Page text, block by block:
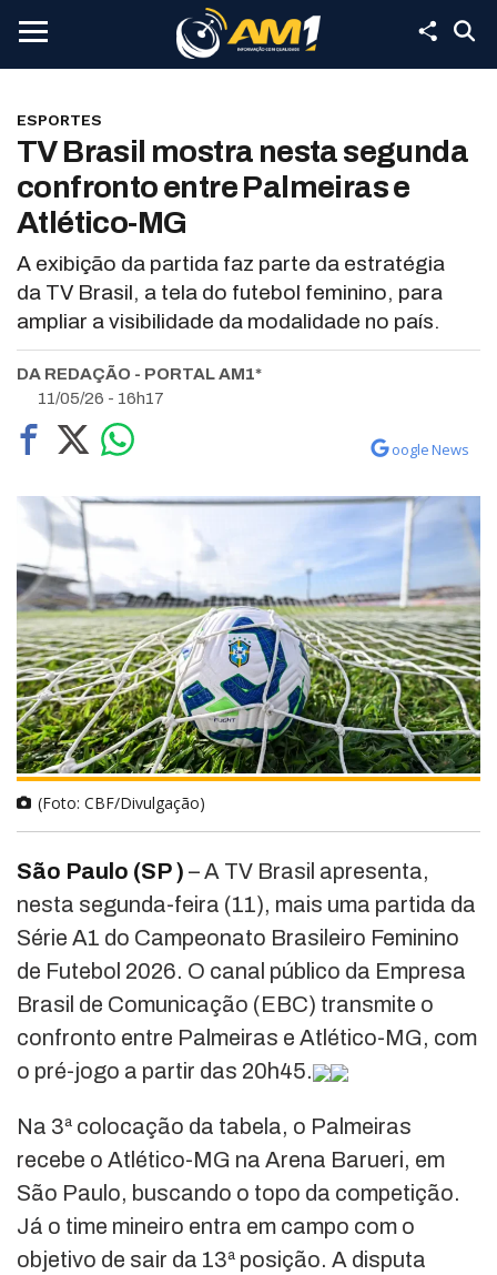
ESPORTES
TV Brasil mostra nesta segunda
confronto entre Palmeiras e
Atlético-MG
A exibição da partida faz parte da estratégia
da TV Brasil, a tela do futebol feminino, para
ampliar a visibilidade da modalidade no país.
DA REDAÇÃO - PORTAL AM1*
11/05/26 - 16h17
oogle News
(Foto: CBF/Divulgação)
São Paulo (SP ) – A TV Brasil apresenta,
nesta segunda-feira (11), mais uma partida da
Série A1 do Campeonato Brasileiro Feminino
de Futebol 2026. O canal público da Empresa
Brasil de Comunicação (EBC) transmite o
confronto entre Palmeiras e Atlético-MG, com
o pré-jogo a partir das 20h45.
Na 3ª colocação da tabela, o Palmeiras
recebe o Atlético-MG na Arena Barueri, em
São Paulo, buscando o topo da competição.
Já o time mineiro entra em campo com o
objetivo de sair da 13ª posição. A disputa